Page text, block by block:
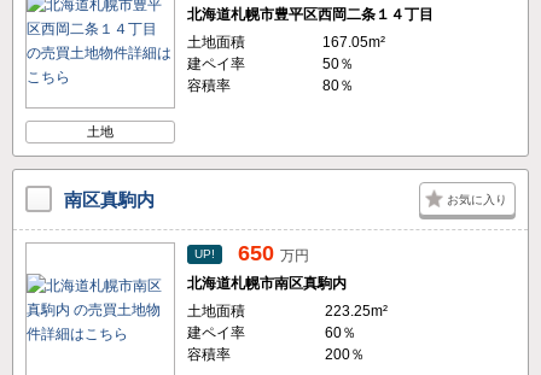
土地
北海道札幌市豊平区西岡二条１４丁目
土地面積
167.05m²
建ペイ率
50％
容積率
80％
南区真駒内 お気に入り
UP! 650 万円
北海道札幌市南区真駒内
土地面積
223.25m²
建ペイ率
60％
容積率
200％